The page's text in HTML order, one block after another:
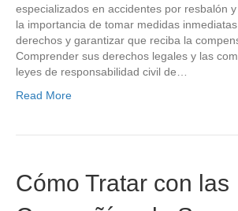
especializados en accidentes por resbalón
la importancia de tomar medidas
derechos y garantizar que reciba la
Comprender sus derechos legales y las
leyes de responsabilidad civil de…
Read More
Cómo Tratar con las